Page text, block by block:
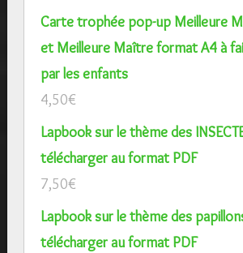
Carte trophée pop-up Meilleure
et Meilleure Maître format A4 à
par les enfants
4,50€
Lapbook sur le thème des
télécharger au format PDF
7,50€
Lapbook sur le thème des
télécharger au format PDF